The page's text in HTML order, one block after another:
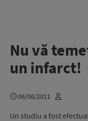
Nu vă
un infarct!
06/06/2011
Un studiu a fost